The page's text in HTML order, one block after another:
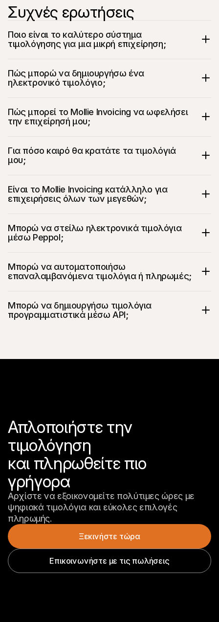
Συχνές ερωτήσεις
Ποιο είναι το καλύτερο σύστημα
τιμολόγησης για μια μικρή επιχείρηση;
Πώς μπορώ να δημιουργήσω ένα
ηλεκτρονικό τιμολόγιο;
Πώς μπορεί το Mollie Invoicing να ωφελήσει
την επιχείρησή μου;
ψηφιακά τιμολόγια σε λίγα λεπτά
Ταχύτερες πληρωμές με Συνδέσμους
εξοικονομήσετε χρόνο, να μειώσετε τα
σφάλματα και να βελτιώσετε τις
ή προσαρμοσμένες ημερομηνίες λήξης
ανάλογα με τις ανάγκες σας
επαναλαμβανόμενες χρεώσεις
Για πόσο καιρό θα κρατάτε τα τιμολόγιά
μου;
Είναι το Mollie Invoicing κατάλληλο για
επιχειρήσεις όλων των μεγεθών;
Μπορώ να στείλω ηλεκτρονικά τιμολόγια
μέσω Peppol;
Μπορώ να αυτοματοποιήσω
επαναλαμβανόμενα τιμολόγια ή πληρωμές;
Μπορώ να δημιουργήσω τιμολόγια
προγραμματιστικά μέσω API;
Απλοποιήστε την
τιμολόγηση
και πληρωθείτε πιο
γρήγορα
Αρχίστε να εξοικονομείτε πολύτιμες ώρες με
ψηφιακά τιμολόγια και εύκολες επιλογές
πληρωμής.
Ξεκινήστε τώρα
Επικοινωνήστε με τις πωλήσεις